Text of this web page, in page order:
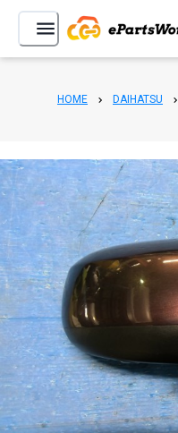
HOME DAIHATSU